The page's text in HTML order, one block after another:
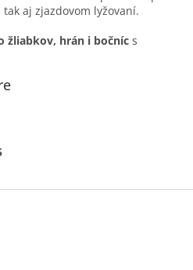
aj zjazdovom lyžovaní.
žliabkov, hrán i bočníc s